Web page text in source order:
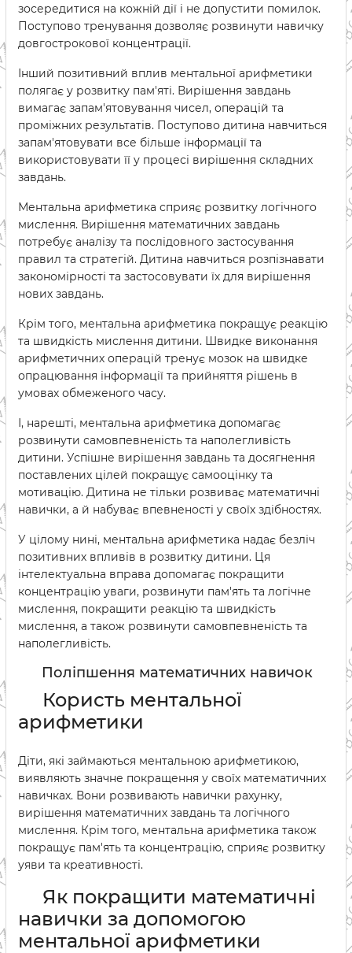
зосередитися на кожній дії і не допустити помилок.
Поступово тренування дозволяє розвинути навичку
довгострокової концентрації.
Інший позитивний вплив ментальної арифметики
полягає у розвитку пам'яті. Вирішення завдань
вимагає запам'ятовування чисел, операцій та
проміжних результатів. Поступово дитина навчиться
запам'ятовувати все більше інформації та
використовувати її у процесі вирішення складних
завдань.
Ментальна арифметика сприяє розвитку логічного
мислення. Вирішення математичних завдань
потребує аналізу та послідовного застосування
правил та стратегій. Дитина навчиться розпізнавати
закономірності та застосовувати їх для вирішення
нових завдань.
Крім того, ментальна арифметика покращує реакцію
та швидкість мислення дитини. Швидке виконання
арифметичних операцій тренує мозок на швидке
опрацювання інформації та прийняття рішень в
умовах обмеженого часу.
І, нарешті, ментальна арифметика допомагає
розвинути самовпевненість та наполегливість
дитини. Успішне вирішення завдань та досягнення
поставлених цілей покращує самооцінку та
мотивацію. Дитина не тільки розвиває математичні
навички, а й набуває впевненості у своїх здібностях.
У цілому нині, ментальна арифметика надає безліч
позитивних впливів в розвитку дитини. Ця
інтелектуальна вправа допомагає покращити
концентрацію уваги, розвинути пам'ять та логічне
мислення, покращити реакцію та швидкість
мислення, а також розвинути самовпевненість та
наполегливість.
Поліпшення математичних навичок
Користь ментальної
арифметики
Діти, які займаються ментальною арифметикою,
виявляють значне покращення у своїх математичних
навичках. Вони розвивають навички рахунку,
вирішення математичних завдань та логічного
мислення. Крім того, ментальна арифметика також
покращує пам'ять та концентрацію, сприяє розвитку
уяви та креативності.
Як покращити математичні
навички за допомогою
ментальної арифметики